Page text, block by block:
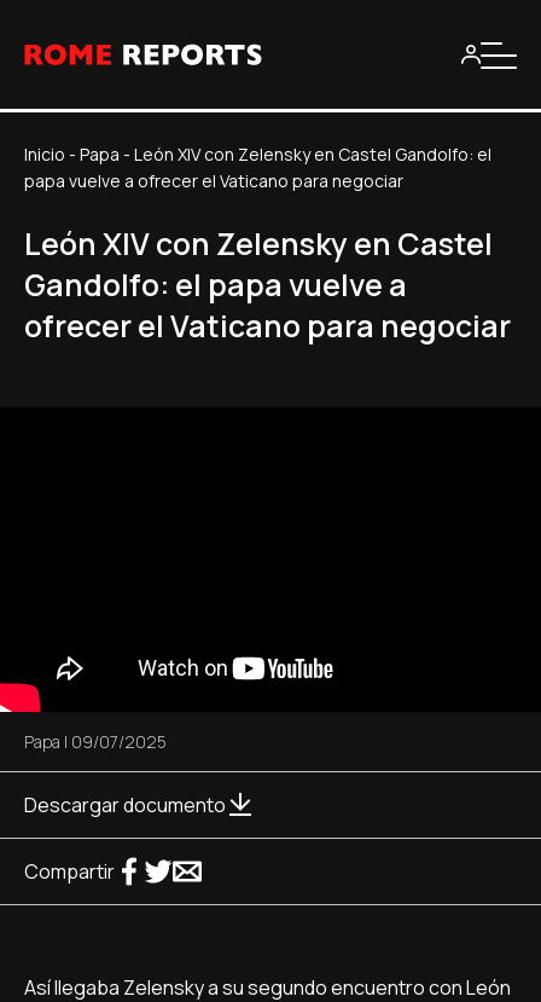
Inicio - Papa - León XIV con Zelensky en Castel Gandolfo: el
papa vuelve a ofrecer el Vaticano para negociar
León XIV con Zelensky en Castel
Gandolfo: el papa vuelve a
ofrecer el Vaticano para negociar
Papa | 09/07/2025
Descargar documento
Compartir
Así llegaba Zelensky a su segundo encuentro con León